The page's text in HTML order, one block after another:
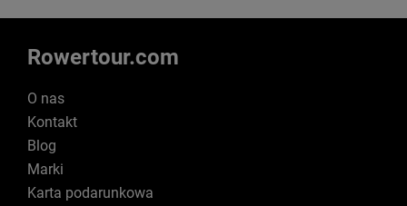
Rowertour.com
O nas
Kontakt
Blog
Marki
Karta podarunkowa